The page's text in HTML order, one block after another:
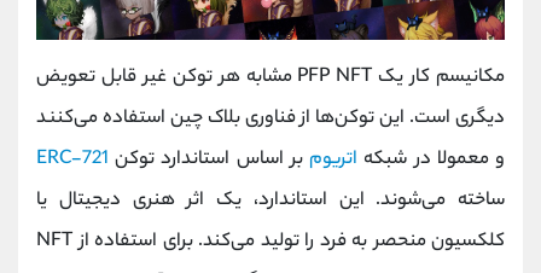
مکانیسم کار یک PFP NFT مشابه هر توکن غیر قابل تعویض
دیگری است. این توکن‌ها از فناوری بلاک چین استفاده می‌کنند
و معمولا در شبکه اتریوم بر اساس استاندارد توکن ERC-721
ساخته می‌شوند. این استاندارد، یک اثر هنری دیجیتال یا
کلکسیون منحصر به فرد را تولید می‌کند. برای استفاده از NFT